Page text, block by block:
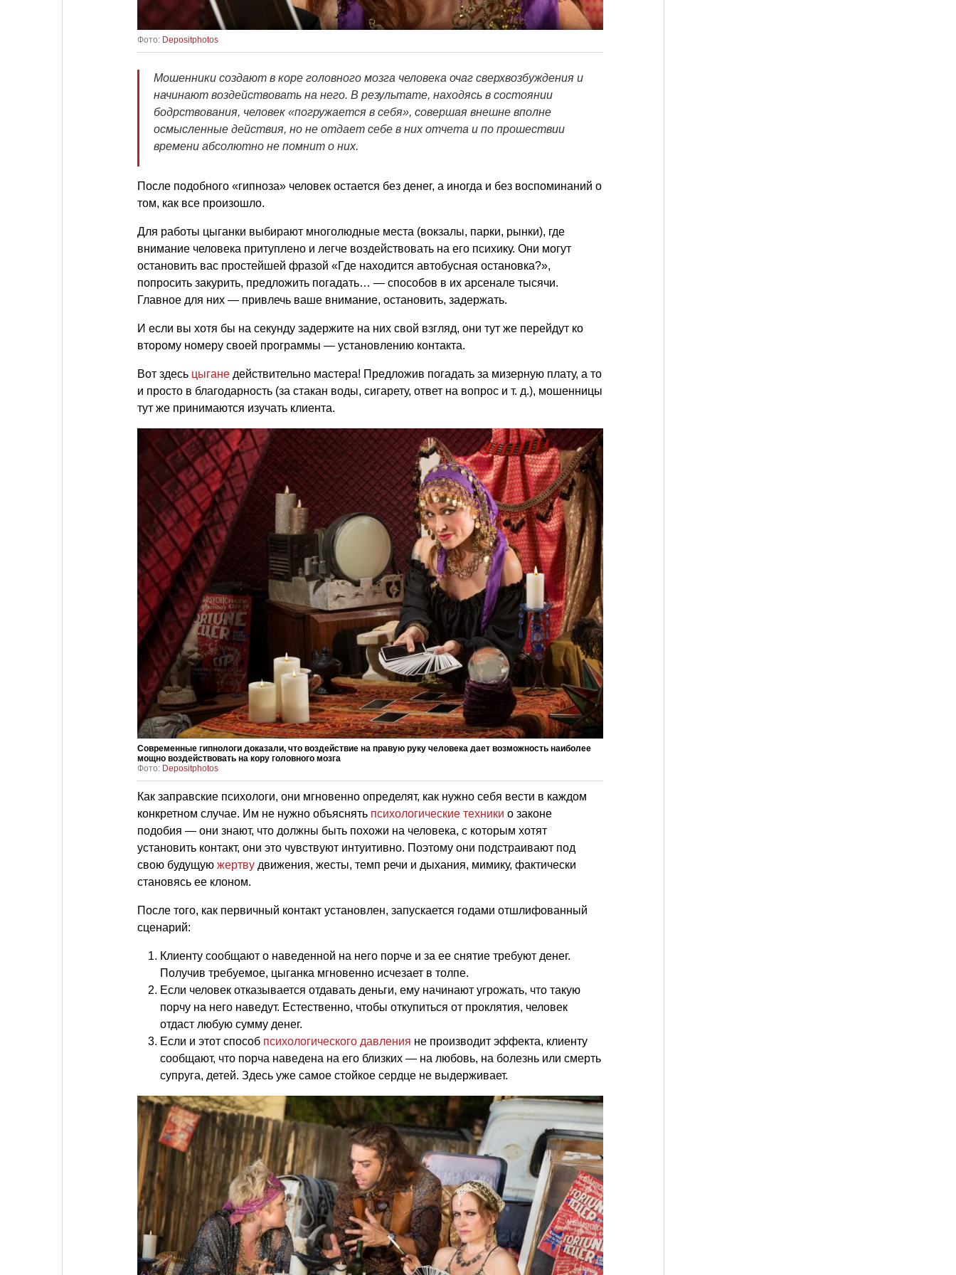
Фото: Depositphotos
Мошенники создают в коре головного мозга человека очаг сверхвозбуждения и
начинают воздействовать на него. В результате, находясь в состоянии
бодрствования, человек «погружается в себя», совершая внешне вполне
осмысленные действия, но не отдает себе в них отчета и по прошествии
времени абсолютно не помнит о них.
После подобного «гипноза» человек остается без денег, а иногда и без воспоминаний о
том, как все произошло.
Для работы цыганки выбирают многолюдные места (вокзалы, парки, рынки), где
внимание человека притуплено и легче воздействовать на его психику. Они могут
остановить вас простейшей фразой «Где находится автобусная остановка?»,
попросить закурить, предложить погадать… — способов в их арсенале тысячи.
Главное для них — привлечь ваше внимание, остановить, задержать.
И если вы хотя бы на секунду задержите на них свой взгляд, они тут же перейдут ко
второму номеру своей программы — установлению контакта.
Вот здесь цыгане действительно мастера! Предложив погадать за мизерную плату, а то
и просто в благодарность (за стакан воды, сигарету, ответ на вопрос и т. д.), мошенницы
тут же принимаются изучать клиента.
Современные гипнологи доказали, что воздействие на правую руку человека дает возможность наиболее
мощно воздействовать на кору головного мозга
Фото: Depositphotos
Как заправские психологи, они мгновенно определят, как нужно себя вести в каждом
конкретном случае. Им не нужно объяснять психологические техники о законе
подобия — они знают, что должны быть похожи на человека, с которым хотят
установить контакт, они это чувствуют интуитивно. Поэтому они подстраивают под
свою будущую жертву движения, жесты, темп речи и дыхания, мимику, фактически
становясь ее клоном.
После того, как первичный контакт установлен, запускается годами отшлифованный
сценарий:
Клиенту сообщают о наведенной на него порче и за ее снятие требуют денег.
Получив требуемое, цыганка мгновенно исчезает в толпе.
Если человек отказывается отдавать деньги, ему начинают угрожать, что такую
порчу на него наведут. Естественно, чтобы откупиться от проклятия, человек
отдаст любую сумму денег.
Если и этот способ психологического давления не производит эффекта, клиенту
сообщают, что порча наведена на его близких — на любовь, на болезнь или смерть
супруга, детей. Здесь уже самое стойкое сердце не выдерживает.